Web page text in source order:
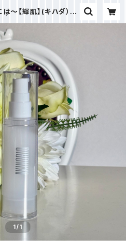
は～【輝肌】(キハダ）～
インショップ
1/1